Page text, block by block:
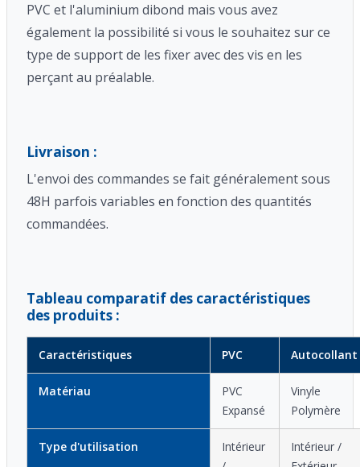
PVC et l'aluminium dibond mais vous avez
également la possibilité si vous le souhaitez sur ce
type de support de les fixer avec des vis en les
perçant au préalable.
Livraison :
L'envoi des commandes se fait généralement sous
48H parfois variables en fonction des quantités
commandées.
Tableau comparatif des caractéristiques
des produits :
Caractéristiques PVC Autocollant
Matériau
PVC
Expansé
Vinyle
Polymère
Type d'utilisation
Intérieur
Intérieur /